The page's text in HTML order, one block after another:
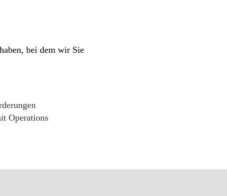
bei dem wir Sie
Operations